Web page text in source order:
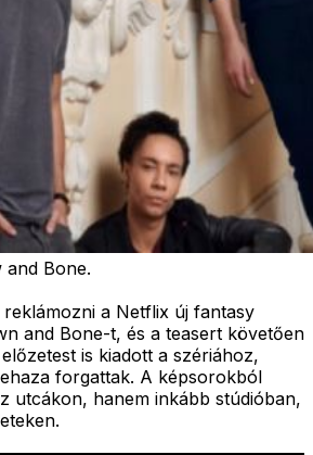
and Bone.
a Netflix új fantasy
and Bone-t, és a teasert követően
is kiadott a szériához,
forgattak. A képsorokból
utcákon, hanem inkább stúdióban,